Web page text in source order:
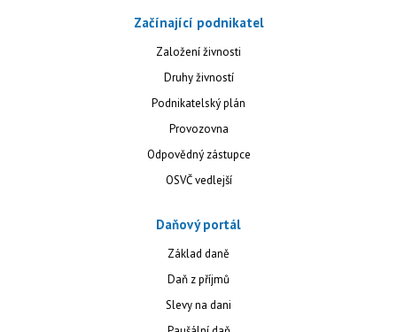
Začínající podnikatel
Založení živnosti
Druhy živností
Podnikatelský plán
Provozovna
Odpovědný zástupce
OSVČ vedlejší
Daňový portál
Základ daně
Daň z příjmů
Slevy na dani